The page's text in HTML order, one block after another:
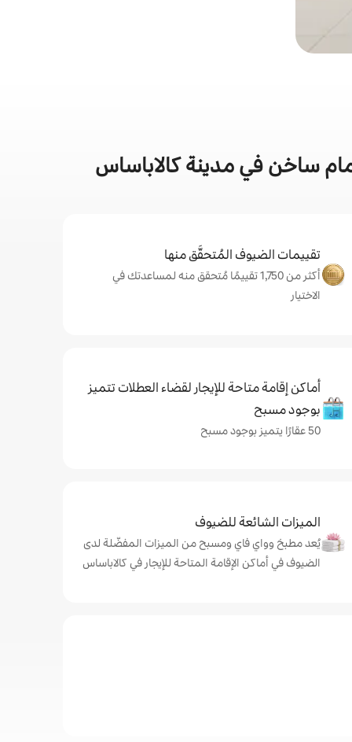
ساخن في مدينة كالاباساس
تقييمات الضيوف المُتحقَّق منها
أكثر من 1,750 تقييمًا مُتحقق منه لمساعدتك في
الاختيار
أماكن إقامة متاحة للإيجار لقضاء العطلات تتميز
بوجود مسبح
50 عقارًا يتميز بوجود مسبح
الميزات الشائعة للضيوف
يُعد مطبخ وواي فاي ومسبح من الميزات المفضّلة لدى
الضيوف في أماكن الإقامة المتاحة للإيجار في كالاباساس